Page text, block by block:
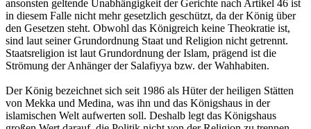
ansonsten geltende Unabhängigkeit der Gerichte nach Artikel 46 ist
in diesem Falle nicht mehr gesetzlich geschützt, da der König über
den Gesetzen steht. Obwohl das Königreich keine Theokratie ist,
sind laut seiner Grundordnung Staat und Religion nicht getrennt.
Staatsreligion ist laut Grundordnung der Islam, prägend ist die
Strömung der Anhänger der Salafiyya bzw. der Wahhabiten.
Der König bezeichnet sich seit 1986 als Hüter der heiligen Stätten
von Mekka und Medina, was ihn und das Königshaus in der
islamischen Welt aufwerten soll. Deshalb legt das Königshaus